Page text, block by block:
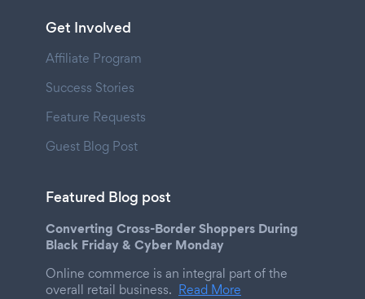
Get Involved
Affiliate Program
Success Stories
Feature Requests
Guest Blog Post
Featured Blog post
Converting Cross-Border Shoppers During
Black Friday & Cyber Monday
Online commerce is an integral part of the
overall retail business. Read More